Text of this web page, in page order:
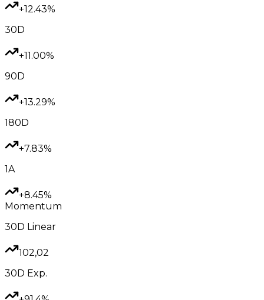
+12.43%
30D
+11.00%
90D
+13.29%
180D
+7.83%
1A
+8.45%
Momentum
30D Linear
102,02
30D Exp.